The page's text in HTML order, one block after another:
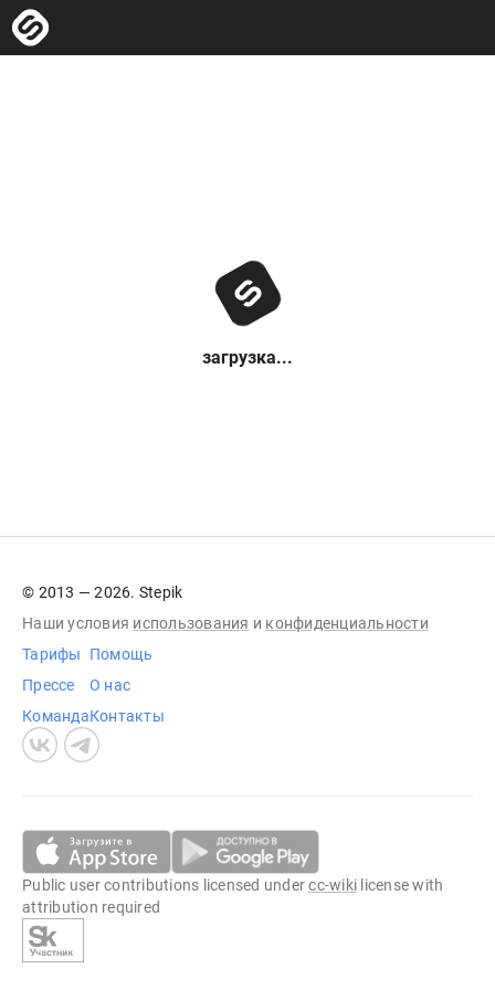
загрузка...
© 2013 — 2026. Stepik
Наши условия использования и конфиденциальности
Тарифы
Прессе
Команда
Помощь
О нас
Контакты
Public user contributions licensed undercc-wiki license with
attribution required